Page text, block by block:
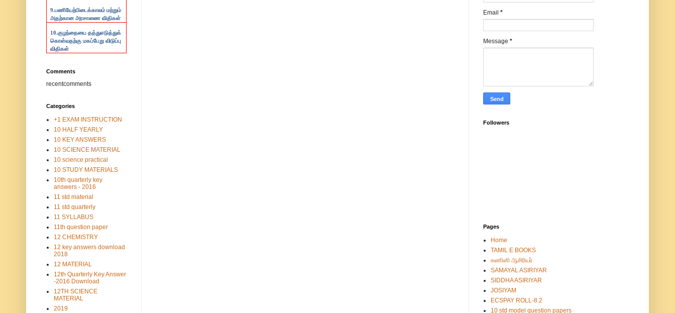
9.பணியேற்பிடைக்காலம் மற்றும்
அதற்கான அரசாணை விதிகள்
10.குழந்தையை தத்துஎடுத்துக்
கொள்வதற்கு மகப்பேறு விடுப்பு
விதிகள்
Comments
recentcomments
Categories
+1 EXAM INSTRUCTION
10 HALF YEARLY
10 KEY ANSWERS
10 SCIENCE MATERIAL
10 science practical
10 STUDY MATERIALS
10th quarterly key
answers - 2016
11 std material
11 std quarterly
11 SYLLABUS
11th question paper
12 CHEMISTRY
12 key answers download
2018
12 MATERIAL
12th Quarterly Key Answer
-2016 Download
12TH SCIENCE
MATERIAL
2019
Email *
Message *
Followers
Pages
Home
TAMIL E BOOKS
கணினி ஆசிரியர்
SAMAYAL ASIRIYAR
SIDDHA ASIRIYAR
JOSIYAM
ECSPAY ROLL-8.2
10 std model question papers